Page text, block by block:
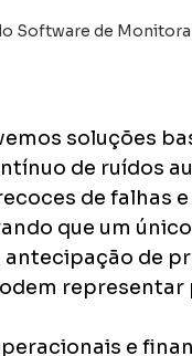
Software de
soluções
de ruídos
de falhas
que um
antecipação de
representar
e